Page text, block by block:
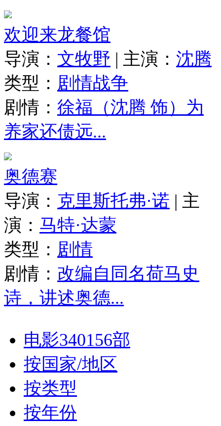
欢迎来龙餐馆
导演： 文牧野 | 主演： 沈腾
类型： 剧情战争
剧情： 徐福（沈腾 饰）为
养家还债远...
奥德赛
导演： 克里斯托弗·诺 | 主
演： 马特·达蒙
类型： 剧情
剧情： 改编自同名荷马史
诗，讲述奥德...
电影340156部
按国家/地区
按类型
按年份